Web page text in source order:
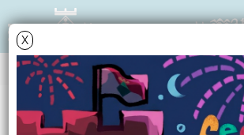
X
SERVEIS A LES PERSONES
Benestar Social